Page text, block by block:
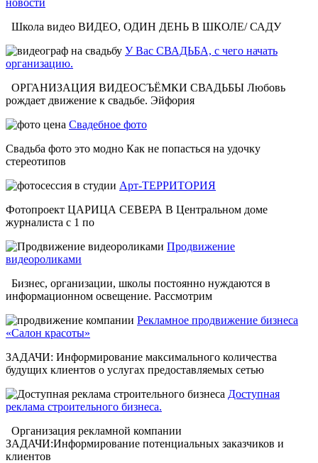
Школа видео ВИДЕО, ОДИН ДЕНЬ В ШКОЛЕ/ САДУ
У Вас СВАДЬБА, с чего начать
организацию.
ОРГАНИЗАЦИЯ ВИДЕОСЪЁМКИ СВАДЬБЫ Любовь
рождает движение к свадьбе. Эйфория
Свадебное фото
Свадьба фото это модно Как не попасться на удочку
стереотипов
Арт-ТЕРРИТОРИЯ
Фотопроект ЦАРИЦА СЕВЕРА В Центральном доме
журналиста с 1 по
Продвижение
видеороликами
Бизнес, организации, школы постоянно нуждаются в
информационном освещение. Рассмотрим
Рекламное продвижение бизнеса
«Салон красоты»
ЗАДАЧИ: Информирование максимального количества
будущих клиентов о услугах предоставляемых сетью
Доступная
реклама строительного бизнеса.
Организация рекламной компании
ЗАДАЧИ:Информирование потенциальных заказчиков и
клиентов